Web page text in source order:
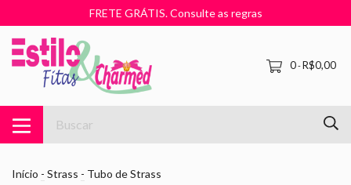
FRETE GRÁTIS. Consulte as regras
0-R$0,00
Início - Strass - Tubo de Strass